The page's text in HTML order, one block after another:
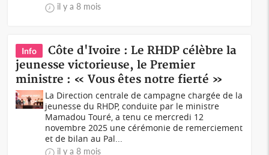
il y a 8 mois
Info
Côte d'Ivoire : Le RHDP célèbre la
jeunesse victorieuse, le Premier
ministre : « Vous êtes notre fierté »
La Direction centrale de campagne chargée de la
jeunesse du RHDP, conduite par le ministre
Mamadou Touré, a tenu ce mercredi 12
novembre 2025 une cérémonie de remerciement
et de bilan au Pal...
il y a 8 mois